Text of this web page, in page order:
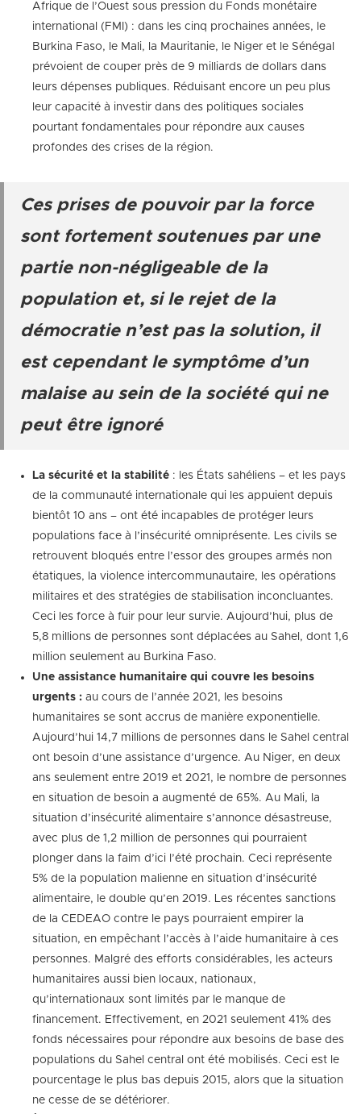
Afrique de l’Ouest sous pression du Fonds monétaire
international (FMI) : dans les cinq prochaines années, le
Burkina Faso, le Mali, la Mauritanie, le Niger et le Sénégal
prévoient de couper près de 9 milliards de dollars dans
leurs dépenses publiques. Réduisant encore un peu plus
leur capacité à investir dans des politiques sociales
pourtant fondamentales pour répondre aux causes
profondes des crises de la région.
Ces prises de pouvoir par la force
sont fortement soutenues par une
partie non-négligeable de la
population et, si le rejet de la
démocratie n’est pas la solution, il
est cependant le symptôme d’un
malaise au sein de la société qui ne
peut être ignoré
La sécurité et la stabilité : les États sahéliens – et les pays
de la communauté internationale qui les appuient depuis
bientôt 10 ans – ont été incapables de protéger leurs
populations face à l’insécurité omniprésente. Les civils se
retrouvent bloqués entre l’essor des groupes armés non
étatiques, la violence intercommunautaire, les opérations
militaires et des stratégies de stabilisation inconcluantes.
Ceci les force à fuir pour leur survie. Aujourd’hui, plus de
5,8 millions de personnes sont déplacées au Sahel, dont 1,6
million seulement au Burkina Faso.
Une assistance humanitaire qui couvre les besoins
urgents : au cours de l’année 2021, les besoins
humanitaires se sont accrus de manière exponentielle.
Aujourd’hui 14,7 millions de personnes dans le Sahel central
ont besoin d’une assistance d’urgence. Au Niger, en deux
ans seulement entre 2019 et 2021, le nombre de personnes
en situation de besoin a augmenté de 65%. Au Mali, la
situation d’insécurité alimentaire s’annonce désastreuse,
avec plus de 1,2 million de personnes qui pourraient
plonger dans la faim d’ici l’été prochain. Ceci représente
5% de la population malienne en situation d’insécurité
alimentaire, le double qu’en 2019. Les récentes sanctions
de la CEDEAO contre le pays pourraient empirer la
situation, en empêchant l’accès à l’aide humanitaire à ces
personnes. Malgré des efforts considérables, les acteurs
humanitaires aussi bien locaux, nationaux,
qu’internationaux sont limités par le manque de
financement. Effectivement, en 2021 seulement 41% des
fonds nécessaires pour répondre aux besoins de base des
populations du Sahel central ont été mobilisés. Ceci est le
pourcentage le plus bas depuis 2015, alors que la situation
ne cesse de se détériorer.